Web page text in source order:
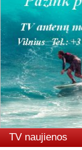
TV naujienos